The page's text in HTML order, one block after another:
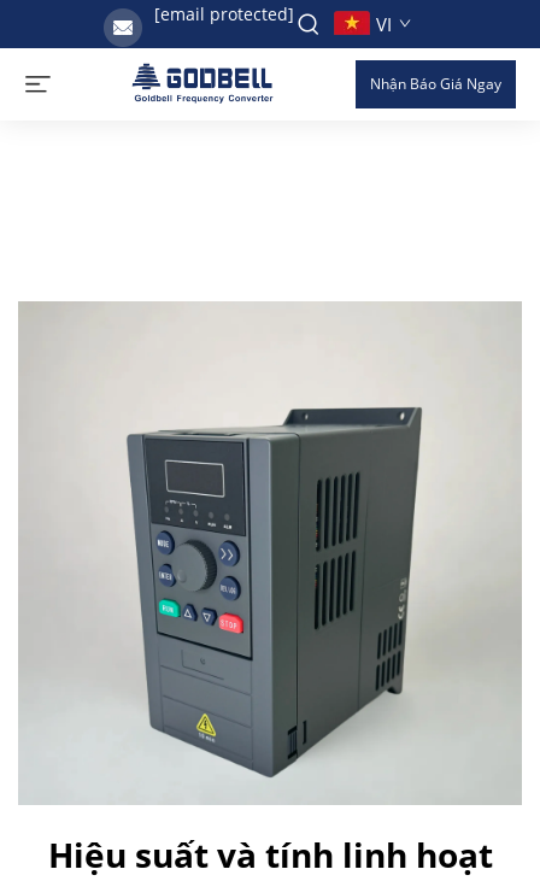
[email protected] VI
Nhận Báo Giá Ngay
Hiệu suất và tính linh hoạt